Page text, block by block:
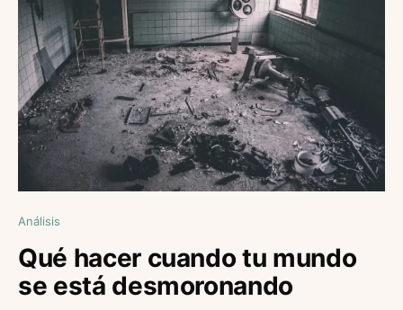
Análisis
Qué hacer cuando tu mundo
se está desmoronando